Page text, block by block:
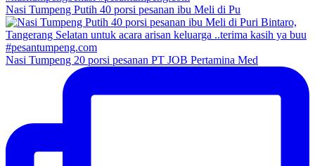
Nasi Tumpeng Putih 40 porsi pesanan ibu Meli di Pu
Nasi Tumpeng 20 porsi pesanan PT JOB Pertamina Med